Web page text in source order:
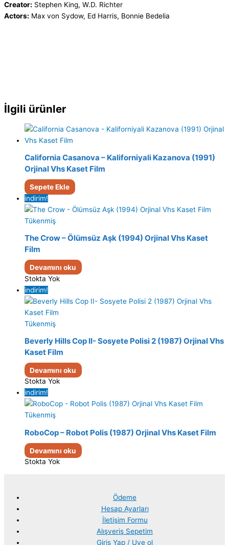
Creator: Stephen King, W.D. Richter
Actors: Max von Sydow, Ed Harris, Bonnie Bedelia
İlgili ürünler
California Casanova – Kaliforniyali Kazanova (1991)
Orjinal Vhs Kaset Film
Sepete Ekle
indirim!
Tükenmiş
The Crow – Ölümsüz Aşk (1994) Orjinal Vhs Kaset
Film
Devamını oku
Stokta Yok
indirim!
Tükenmiş
Beverly Hills Cop II- Sosyete Polisi 2 (1987) Orjinal Vhs
Kaset Film
Devamını oku
Stokta Yok
indirim!
Tükenmiş
RoboCop – Robot Polis (1987) Orjinal Vhs Kaset Film
Devamını oku
Stokta Yok
Ödeme
Hesap Ayarları
İletişim Formu
Alışveriş Sepetim
Giriş Yap / Uye ol